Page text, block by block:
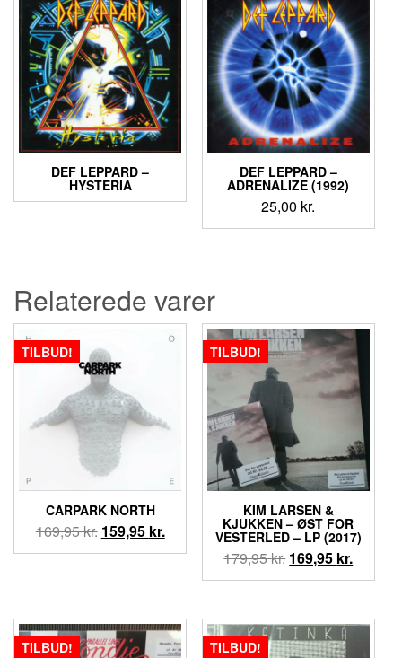
DEF LEPPARD ‎–
HYSTERIA
DEF LEPPARD ‎–
ADRENALIZE (1992)
25,00 kr.
Relaterede varer
TILBUD!
CARPARK NORTH
169,95kr. Den
oprindelige
159,95 kr.Den
aktuelle
TILBUD!
KIM LARSEN &
KJUKKEN – ØST FOR
VESTERLED – LP (2017)
179,95kr. Den
oprindelige
var:
179,95 kr..
169,95 kr.Den
aktuelle
er:
TILBUD! TILBUD!